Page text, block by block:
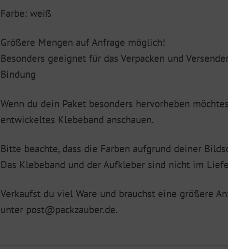
Farbe: weiß
Größere Mengen auf Anfrage möglich!
Besonders geeignet für das Verpacken und
Bindung
Wenn du dein Paket besonders hervorheben
entwickeltes Klebeband anschauen.
Bitte beachte, dass die Farben aufgrund deiner
Das Klebeband und der Aufkleber sind nicht im
Verkaufst du viel Ware und brauchst eine größere
unter post@packzauber.de.